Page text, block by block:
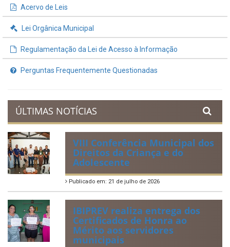
Acervo de Leis
Lei Orgânica Municipal
Regulamentação da Lei de Acesso à Informação
Perguntas Frequentemente Questionadas
ÚLTIMAS NOTÍCIAS
VIII Conferência Municipal dos
Direitos da Criança e do
Adolescente
Publicado em: 21 de julho de 2026
IBIPREV realiza entrega dos
Certificados de Honra ao
Mérito aos servidores
municipais